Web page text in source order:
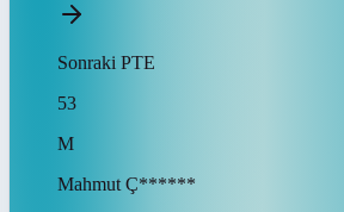
Sonraki PTE
53
M
Mahmut Ç******